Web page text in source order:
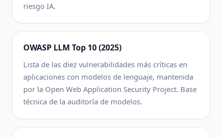
riesgo IA.
OWASP LLM Top 10 (2025)
Lista de las diez vulnerabilidades más críticas en
aplicaciones con modelos de lenguaje, mantenida
por la Open Web Application Security Project. Base
técnica de la auditoría de modelos.